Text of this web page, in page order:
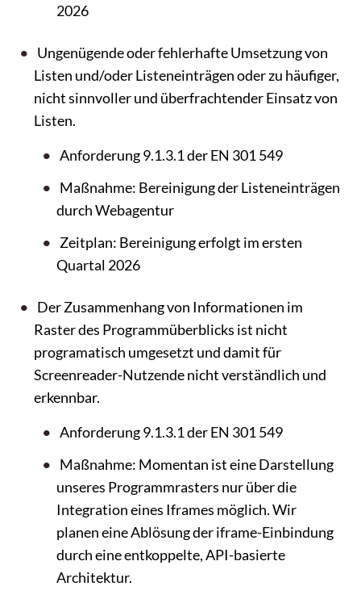
2026
Ungenügende oder fehlerhafte Umsetzung von
Listen und/oder Listeneinträgen oder zu häufiger,
nicht sinnvoller und überfrachtender Einsatz von
Listen.
Anforderung 9.1.3.1 der EN 301 549
Maßnahme: Bereinigung der Listeneinträgen
durch Webagentur
Zeitplan: Bereinigung erfolgt im ersten
Quartal 2026
Der Zusammenhang von Informationen im
Raster des Programmüberblicks ist nicht
programatisch umgesetzt und damit für
Screenreader-Nutzende nicht verständlich und
erkennbar.
Anforderung 9.1.3.1 der EN 301 549
Maßnahme: Momentan ist eine Darstellung
unseres Programmrasters nur über die
Integration eines Iframes möglich. Wir
planen eine Ablösung der iframe-Einbindung
durch eine entkoppelte, API-basierte
Architektur.